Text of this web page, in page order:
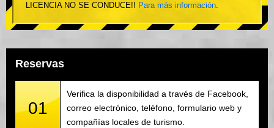
LICENCIA NO SE CONDUCE!! Para más información.
Reservas
01
Verifica la disponibilidad a través de Facebook,
correo electrónico, teléfono, formulario web y
compañías locales de turismo.